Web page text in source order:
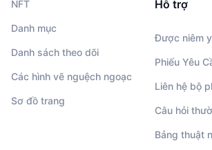
NFT
Danh mục
Danh sách theo dõi
Các hình vẽ nguệch ngoạc
Sơ đồ trang
Hỗ trợ
Được niêm
Phiếu Yêu
Liên hệ bộ
Câu hỏi
Bảng thuật